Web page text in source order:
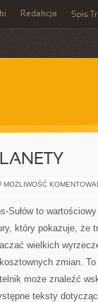
Redakcja Spis
MOŻLIWOŚĆ
Sułów to
który pokazuje, że
wielkich
zmian.
może znaleźć
teksty